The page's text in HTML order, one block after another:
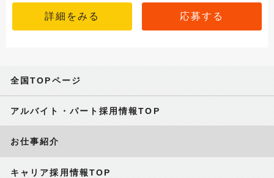
詳細をみる 応募する
全国TOPページ
アルバイト・パート採用情報TOP
お仕事紹介
キャリア採用情報TOP